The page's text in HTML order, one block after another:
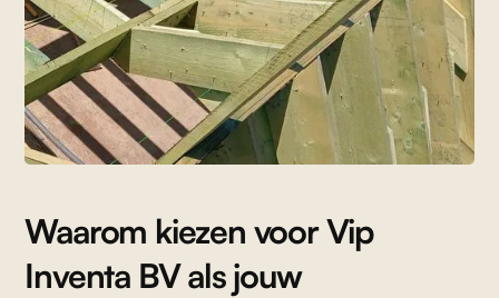
Waarom kiezen voor Vip
Inventa BV als jouw